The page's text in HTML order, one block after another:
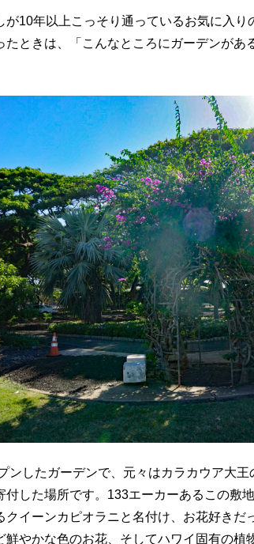
が10年以上こっそり通っているお気に入り
たときは、「こんなところにガーデンがあ
ンしたガーデンで、元々はカラカウア大
付した場所です。133エーカーあるこの敷
クイーンカピオラニと名付け、お花好きだ
鮮やかな色のお花、そしてハワイ固有の植